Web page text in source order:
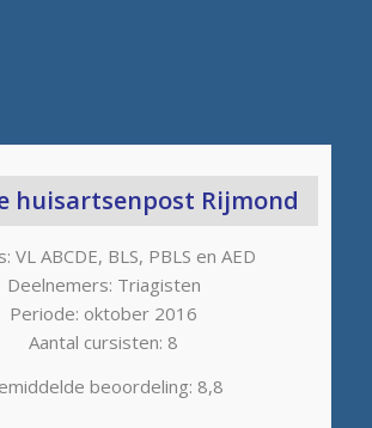
huisartsenpost Rijmond
VL ABCDE, BLS, PBLS en AED
Deelnemers: Triagisten
Periode: oktober 2016
Aantal cursisten: 8
beoordeling: 8,8